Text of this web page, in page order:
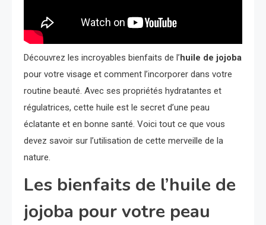
Découvrez les incroyables bienfaits de l’huile de jojoba
pour votre visage et comment l’incorporer dans votre
routine beauté. Avec ses propriétés hydratantes et
régulatrices, cette huile est le secret d’une peau
éclatante et en bonne santé. Voici tout ce que vous
devez savoir sur l’utilisation de cette merveille de la
nature.
Les bienfaits de l’huile de
jojoba pour votre peau